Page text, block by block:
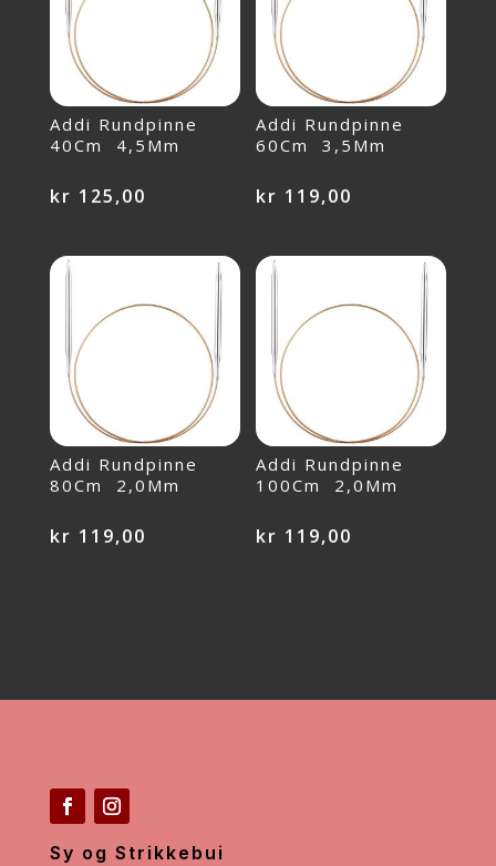
Addi Rundpinne
40Cm 4,5Mm
kr 125,00
Addi Rundpinne
60Cm 3,5Mm
kr 119,00
Addi Rundpinne
80Cm 2,0Mm
kr 119,00
Addi Rundpinne
100Cm 2,0Mm
kr 119,00
Sy og Strikkebui